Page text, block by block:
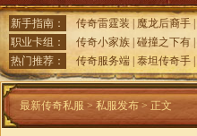
新手指南： 传奇雷霆装 魔龙后裔手
职业卡组：
传奇小家族 碰撞之下有
热门推荐：
传奇服务端 泰坦传奇手
最新传奇私服 > 私服发布 > 正文